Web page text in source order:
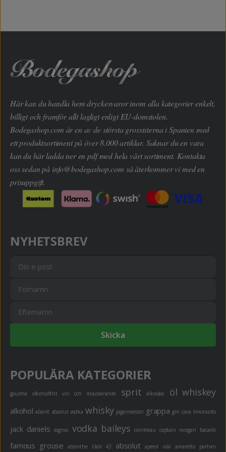
Här kan du handla hem dryckesvaror inom alla kategorier enkelt,
billigt och framför allt lagligt enligt EU-domstolen.
Bodegashop.com är en av de största grossisterna i Spanien med
ett produktsortiment på över 8.000 artiklar. Saknar du en vara
kan du här ladda ner en pdf med hela vårt sortiment. Kontakta
oss sedan på info@bodegashop.com så återkommer vi med en
prisuppgift.
NYHETSBREV
Skicka
POPULÄRA KATEGORIER
gourme alkoholfritt vin och mousserande sprit alkoläsk öl whiskey
alkohol absint absolut vodka whisky jägermeister grappa gin cava limoncello
jack daniels cognac vodka baileys cointreau captain morgan bacardi
famous grouse absinthe likör 43 absolut aperol raki amaretto portvin